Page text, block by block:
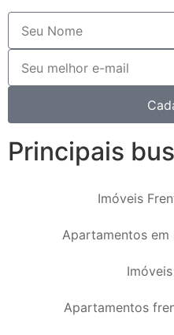
Principais
Imóveis
Apartamentos em
Apartamentos